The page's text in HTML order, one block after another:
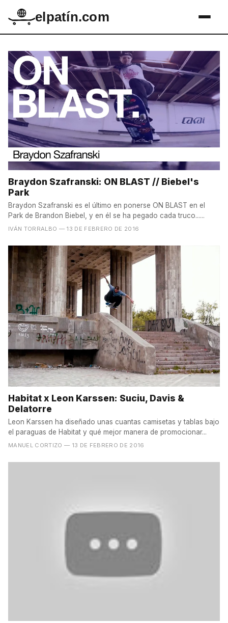
elpatín.com
Braydon Szafranski: ON BLAST // Biebel's
Park
Braydon Szafranski es el último en ponerse ON BLAST en el
Park de Brandon Biebel, y en él se ha pegado cada truco......
IVÁN TORRALBO — 13 DE FEBRERO DE 2016
Habitat x Leon Karssen: Suciu, Davis &
Delatorre
Leon Karssen ha diseñado unas cuantas camisetas y tablas bajo
el paraguas de Habitat y qué mejor manera de promocionar...
MANUEL CORTIZO — 13 DE FEBRERO DE 2016